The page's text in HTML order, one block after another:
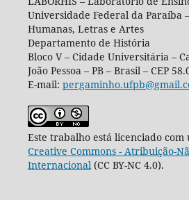
Universidade Federal da Paraíba
Humanas, Letras e Artes
Departamento de História
Bloco V – Cidade Universitária –
João Pessoa – PB – Brasil – CEP
E-mail:
Este trabalho está licenciado com
Creative Commons - Atribuição-
Internacional (CC BY-NC 4.0).